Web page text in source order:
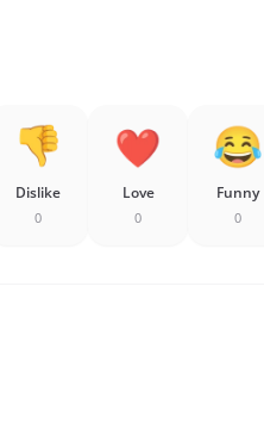
Dislike
0
Love
0
Funny
0